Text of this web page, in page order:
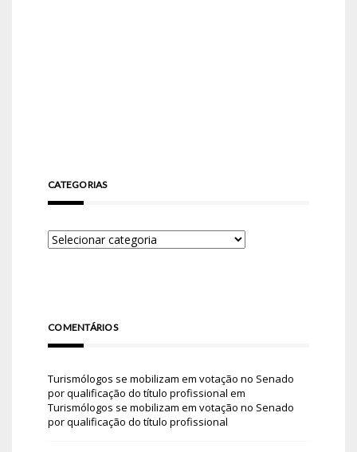
CATEGORIAS
COMENTÁRIOS
Turismólogos se mobilizam em votação no Senado
por qualificação do título profissional em
Turismólogos se mobilizam em votação no Senado
por qualificação do título profissional